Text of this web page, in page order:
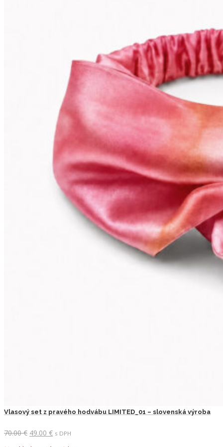
Vlasový set z pravého hodvábu LIMITED_01 – slovenská výroba
70.00€ Pôvodná
49.00 €Aktuálna
s DPH